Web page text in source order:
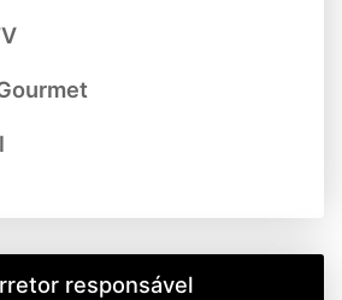
responsável